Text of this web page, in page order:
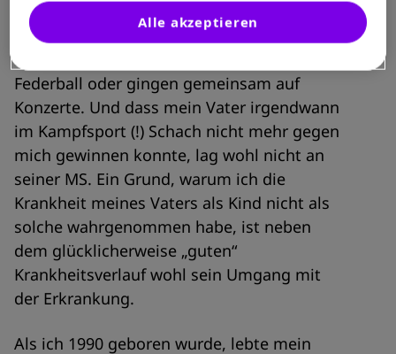
oder den Mount Everest besteigen, aber das
stand eh nie auf meiner Prioritätenliste.
Stattdessen fuhren wir Fahrrad, spielten
Federball oder gingen gemeinsam auf
Konzerte. Und dass mein Vater irgendwann
im Kampfsport (!) Schach nicht mehr gegen
mich gewinnen konnte, lag wohl nicht an
seiner MS. Ein Grund, warum ich die
Krankheit meines Vaters als Kind nicht als
solche wahrgenommen habe, ist neben
dem glücklicherweise „guten“
Krankheitsverlauf wohl sein Umgang mit
der Erkrankung.
Als ich 1990 geboren wurde, lebte mein
Alle akzeptieren